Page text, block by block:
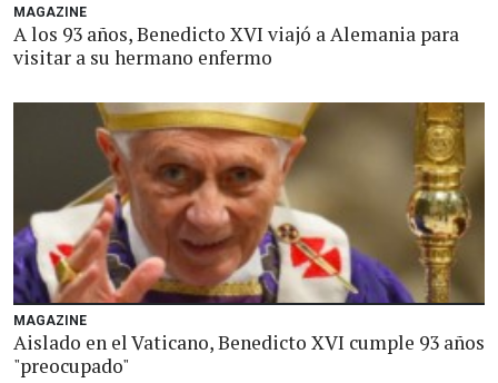
MAGAZINE
A los 93 años, Benedicto XVI viajó a Alemania para
visitar a su hermano enfermo
MAGAZINE
Aislado en el Vaticano, Benedicto XVI cumple 93 años
"preocupado"